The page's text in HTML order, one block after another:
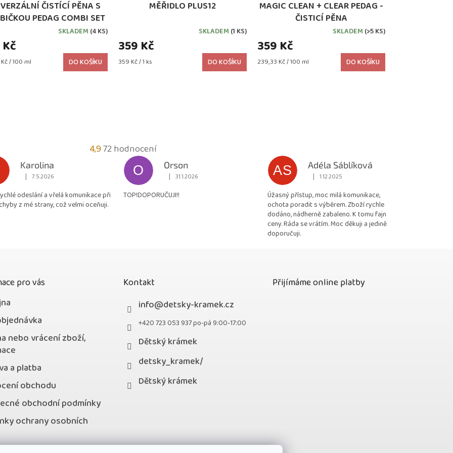
ČISTÍCÍ PĚNA S
PEDAG COMBI SET
SKLADEM (4 KS)
/ 100 ml DO KOŠÍKU
MĚŘIDLO PLUS12
SKLADEM (1 KS)
359 Kč
Měrná
359 Kč / 1 ks DO KOŠÍKU
MAGIC CLEAN + CLEAR PEDAG -
ČISTICÍ PĚNA
SKLADEM (>5 KS)
359 Kč
Měrná
239,33 Kč / 100 ml DO KOŠÍKU
4,9Průměrné
hodnocení
obchodu
4,9
z
72 hodnocení
Karolina
Hodnocení obchodu je 5 z 5 hvězdiček.
| 7.5.2026
odeslání a vřelá komunikace při
z mé strany, což velmi oceňuji.
O
Orson
Hodnocení obchodu je 5 z 5 hvězdiček.
| 31.1.2026
TOP!DOPORUČUJI!!
AS
Adéla Sáblíková
Hodnocení obchodu je 5 z 5 hvězdiček.
| 1.12.2025
Úžasný přístup, moc milá komunikace,
ochota poradit s výběrem. Zboží rychle
dodáno, nádherně zabaleno. K tomu fajn
ceny. Ráda se vrátím. Moc děkuji a jedině
doporučuji.
pro vás
nebo vrácení zboží,
a platba
obchodu
obchodní podmínky
ochrany osobních
Kontakt
info@detsky-kramek.cz
+420 723 053 937 po-pá 9:00-17:00
Dětský krámek
detsky_kramek/
Dětský krámek
Přijímáme online platby